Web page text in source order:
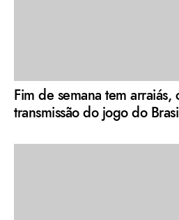
Fim de semana tem arraiás,
transmissão do jogo do